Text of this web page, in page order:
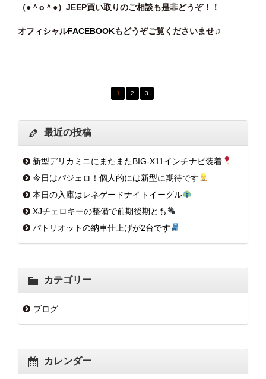
（●＾o ＾●）JEEP買い取りのご相談も是非どうぞ！！
オフィシャルFACEBOOKもどうぞご覧くださいませ♫
1 2 3
最近の投稿
新型デリカミニにまたまたBIG-X11インチナビ装着
今日はパジェロ！個人的には新型に期待です
本日の入庫はレネゲードナイトイーグル
XJチェロキーの整備で前期後期とも
パトリオットの納車仕上げが2台です
カテゴリー
ブログ
カレンダー